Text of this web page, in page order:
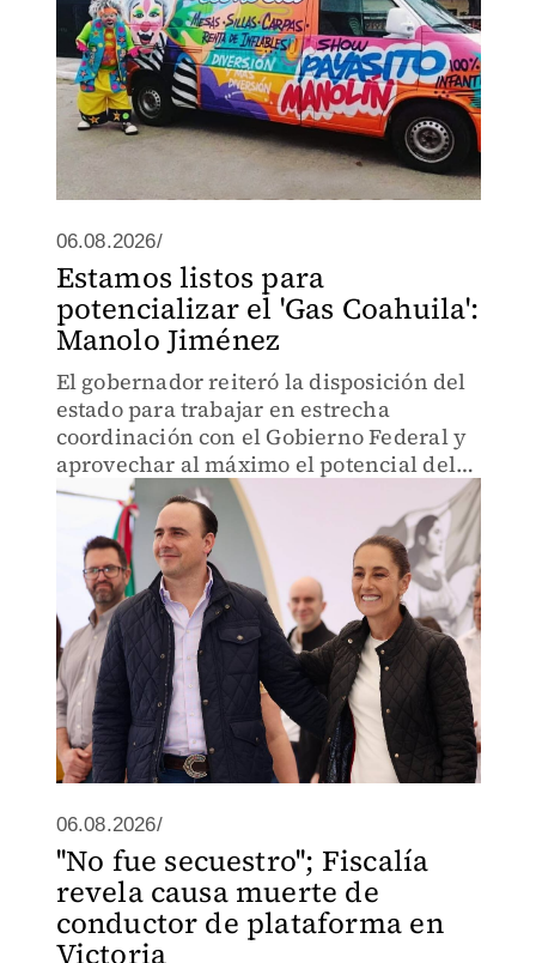
06.08.2026/
Estamos listos para
potencializar el 'Gas Coahuila':
Manolo Jiménez
El gobernador reiteró la disposición del
estado para trabajar en estrecha
coordinación con el Gobierno Federal y
aprovechar al máximo el potencial del
proyecto "Gas Coahuila".
06.08.2026/
''No fue secuestro''; Fiscalía
revela causa muerte de
conductor de plataforma en
Victoria